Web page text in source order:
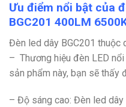
Ưu điểm nổi bật của
BGC201 400LM
Đèn led dây BGC201 thuộc
– Thương hiệu đèn LED
sản phẩm này, bạn sẽ thấy
– Độ sáng cao: Đèn led